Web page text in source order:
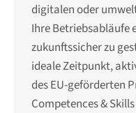
digitalen oder
Ihre Betriebsabläufe
zukunftssicher zu
ideale Zeitpunkt,
des EU-geförderten
Competences &